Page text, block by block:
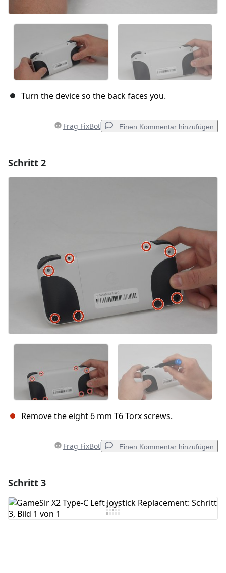
Turn the device so the back faces you.
Frag FixBot Einen Kommentar hinzufügen
Kommentieren
Schritt 2
Remove the eight 6 mm T6 Torx screws.
Frag FixBot Einen Kommentar hinzufügen
Kommentar hinzufügen
Schritt 3